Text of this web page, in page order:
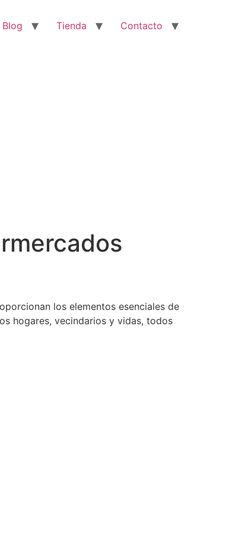
Blog Tienda Contacto
los elementos esenciales de
hogares, vecindarios y vidas, todos